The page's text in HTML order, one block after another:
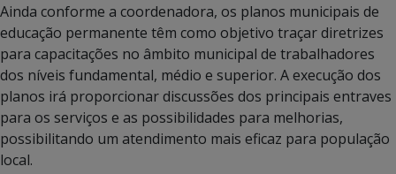
Ainda conforme a coordenadora, os planos municipais de
educação permanente têm como objetivo traçar diretrizes
para capacitações no âmbito municipal de trabalhadores
dos níveis fundamental, médio e superior. A execução dos
planos irá proporcionar discussões dos principais entraves
para os serviços e as possibilidades para melhorias,
possibilitando um atendimento mais eficaz para população
local.